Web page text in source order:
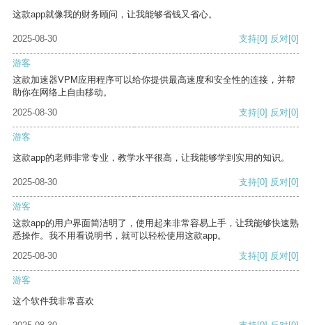
这款app就像我的财务顾问，让我能够省钱又省心。
2025-08-30 支持[0] 反对[0]
游客
这款加速器VPM应用程序可以给你提供最高速度和安全性的连接，并帮
助你在网络上自由移动。
2025-08-30
支持[0] 反对[0]
游客
这款app的老师非常专业，教学水平很高，让我能够学到实用的知识。
2025-08-30 支持[0] 反对[0]
游客
这款app的用户界面简洁明了，使用起来非常容易上手，让我能够快速熟
悉操作。我不用看说明书，就可以轻松使用这款app。
2025-08-30
支持[0] 反对[0]
游客
这个软件我非常喜欢